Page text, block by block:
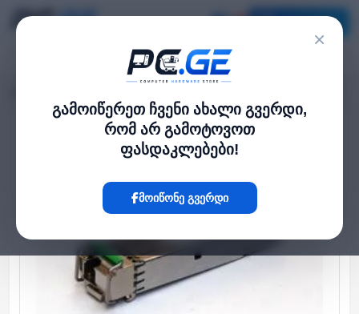
×
გამოიწერეთ ჩვენი ახალი გვერდი,
რომ არ გამოტოვოთ
ფასდაკლებები!
მოიწონე გვერდი